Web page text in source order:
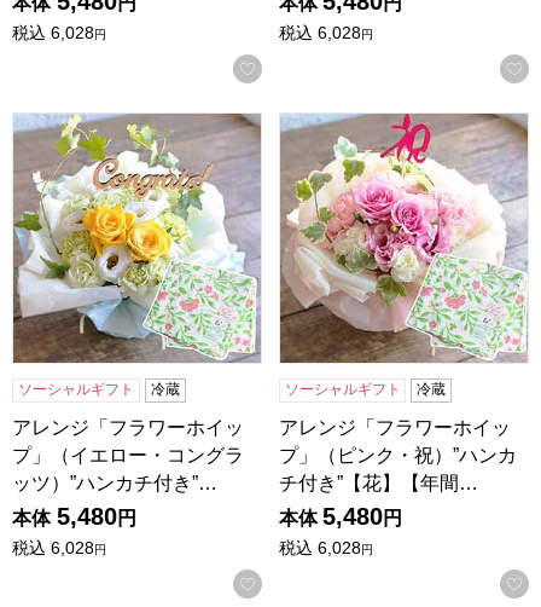
税込 6,028円
お気に入りに登録する
税込 6,028円
アレンジ「フラワーホイップ」（イエロー・コングラッツ）
ソーシャルギフト 冷蔵
アレンジ「フラワーホイッ
プ」（イエロー・コングラ
ッツ）”ハンカチ付き”…
本体 5,480円
税込 6,028円
お気に入りに登録する
アレンジ「フラワーホイップ
ソーシャルギフト 冷蔵
アレンジ「フラワーホイッ
プ」（ピンク・祝）”ハンカ
チ付き”【花】【年間…
本体 5,480円
税込 6,028円